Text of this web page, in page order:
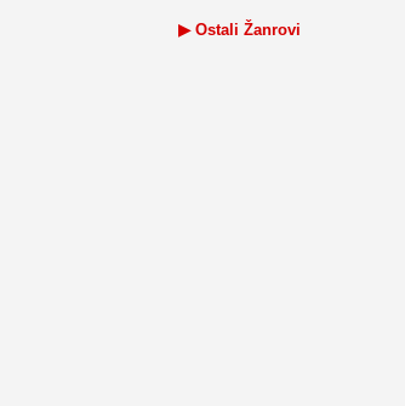
▶ Ostali Žanrovi